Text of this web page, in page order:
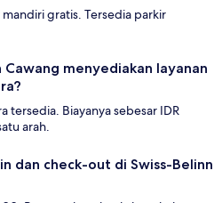
gratis. Tersedia parkir
Cawang menyediakan layanan
tersedia. Biayanya sebesar IDR
arah.
dan check-out di Swiss-Belinn